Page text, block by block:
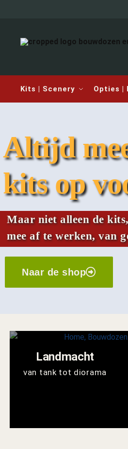
Kits | Scenery Opties |
Altijd
kits op
Maar niet alleen de
mee af te werken, van
Naar de shop
Landmacht
van tank tot diorama